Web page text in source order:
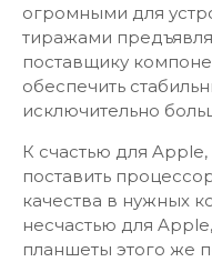
огромными для
тиражами
поставщику
обеспечить
исключительно
К счастью для
поставить
качества в нужных
несчастью для
планшеты этого же